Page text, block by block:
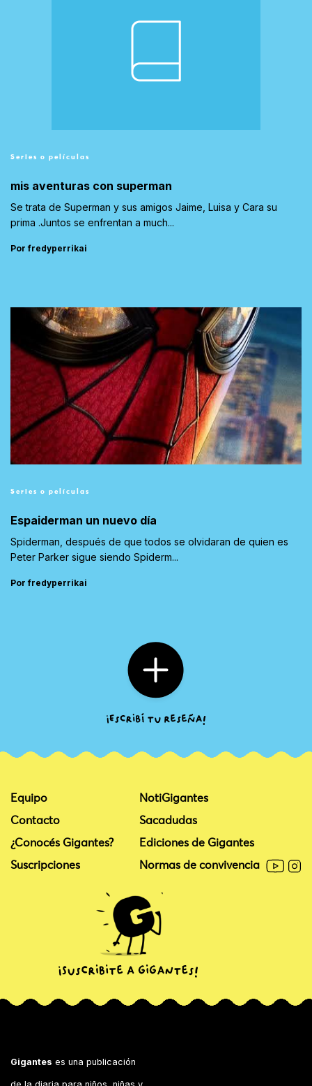
Series o películas
mis aventuras con superman
Se trata de Superman y sus amigos Jaime, Luisa y Cara su
prima .Juntos se enfrentan a much...
Por fredyperrikai
Series o películas
Espaiderman un nuevo día
Spiderman, después de que todos se olvidaran de quien es
Peter Parker sigue siendo Spiderm...
Por fredyperrikai
Equipo
Contacto
¿Conocés Gigantes?
Suscripciones
NotiGigantes
Sacadudas
Ediciones de Gigantes
Normas de convivencia
Gigantes es una publicación